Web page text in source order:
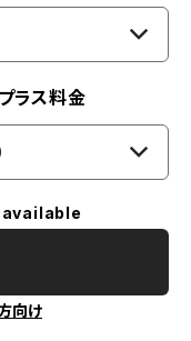
ラス料金
向け